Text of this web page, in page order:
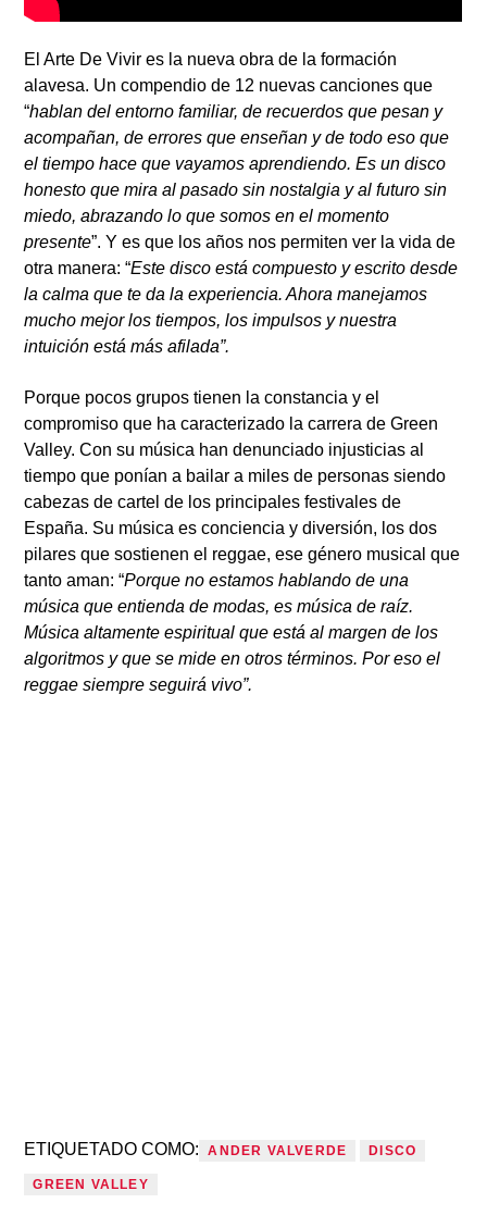
El Arte De Vivir es la nueva obra de la formación
alavesa. Un compendio de 12 nuevas canciones que
“hablan del entorno familiar, de recuerdos que pesan y
acompañan, de errores que enseñan y de todo eso que
el tiempo hace que vayamos aprendiendo. Es un disco
honesto que mira al pasado sin nostalgia y al futuro sin
miedo, abrazando lo que somos en el momento
presente”. Y es que los años nos permiten ver la vida de
otra manera: “Este disco está compuesto y escrito desde
la calma que te da la experiencia. Ahora manejamos
mucho mejor los tiempos, los impulsos y nuestra
intuición está más afilada”.
Porque pocos grupos tienen la constancia y el
compromiso que ha caracterizado la carrera de Green
Valley. Con su música han denunciado injusticias al
tiempo que ponían a bailar a miles de personas siendo
cabezas de cartel de los principales festivales de
España. Su música es conciencia y diversión, los dos
pilares que sostienen el reggae, ese género musical que
tanto aman: “Porque no estamos hablando de una
música que entienda de modas, es música de raíz.
Música altamente espiritual que está al margen de los
algoritmos y que se mide en otros términos. Por eso el
reggae siempre seguirá vivo”.
ETIQUETADO COMO: ANDER VALVERDE DISCO
GREEN VALLEY